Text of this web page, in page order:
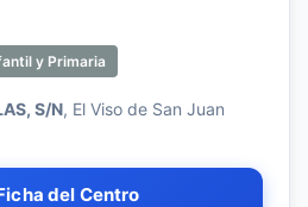
y Primaria
S/N, El Viso de San Juan
del Centro